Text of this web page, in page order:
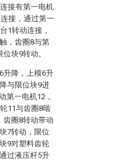
接有第一电机
接，通过第一
1转动连接，
，齿圈8与第
块9转动。
升降，上模6升
与限位块9进
第一电机12，
11与齿圈8啮
齿圈8转动带动
7转动，限位
9对塑料齿轮
过液压杆5升